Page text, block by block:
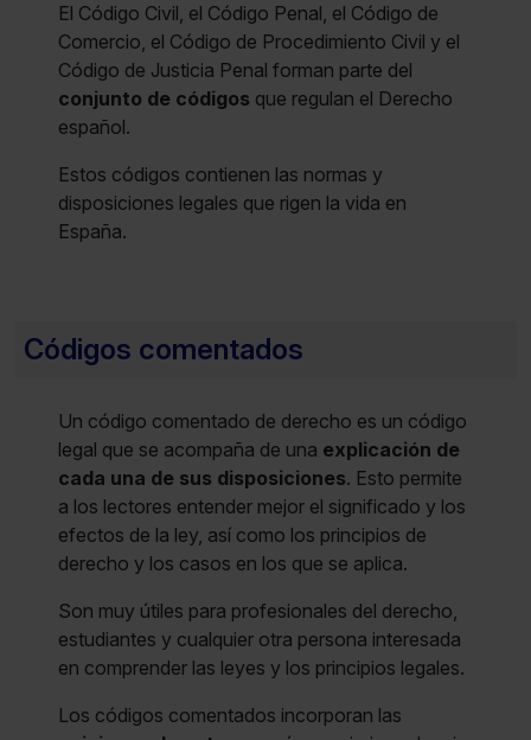
El Código Civil, el Código Penal, el Código de
Comercio, el Código de Procedimiento Civil y el
Código de Justicia Penal forman parte del
conjunto de códigos que regulan el Derecho
español.
Estos códigos contienen las normas y
disposiciones legales que rigen la vida en
España.
Códigos comentados
Un código comentado de derecho es un código
legal que se acompaña de una explicación de
cada una de sus disposiciones. Esto permite
a los lectores entender mejor el significado y los
efectos de la ley, así como los principios de
derecho y los casos en los que se aplica.
Son muy útiles para profesionales del derecho,
estudiantes y cualquier otra persona interesada
en comprender las leyes y los principios legales.
Los códigos comentados incorporan las